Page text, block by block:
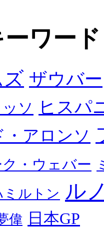
ワード
ザウバー
ソ ヒスパ
アロンソ
・ウェバー
ルトン ル
偉 日本GP